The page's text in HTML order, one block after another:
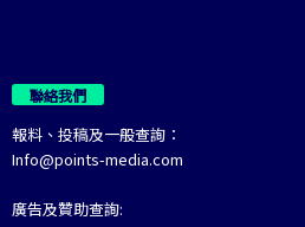
聯絡我們
報料、投稿及一般查詢：
Info@points-media.com
廣告及贊助查詢: